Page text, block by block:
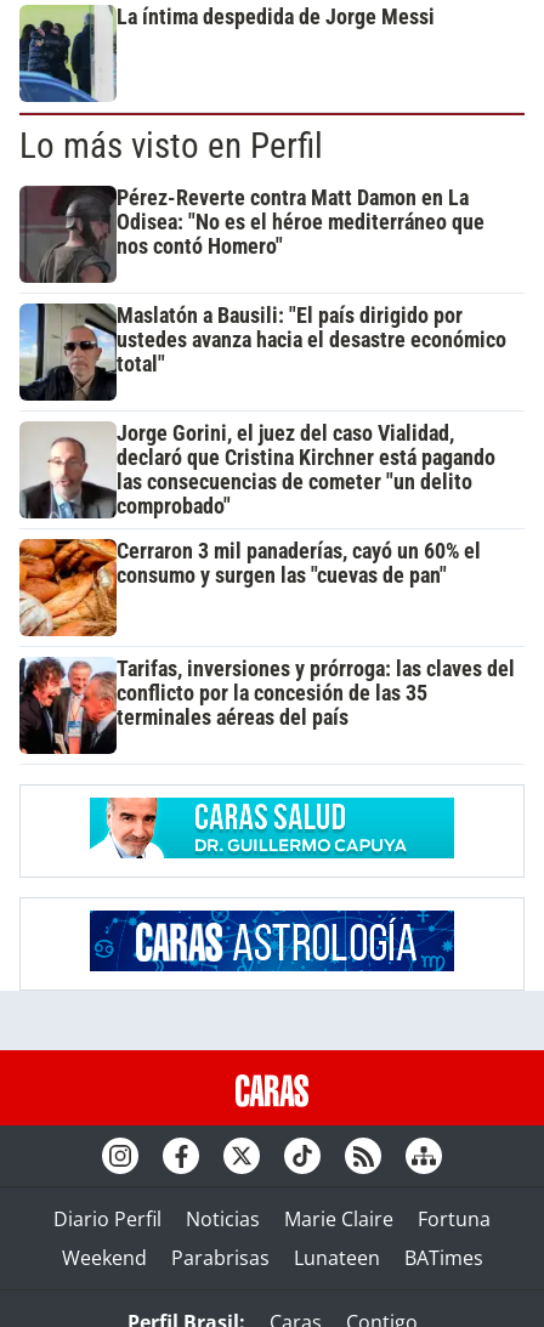
La íntima despedida de Jorge Messi
Lo más visto en Perfil
Pérez-Reverte contra Matt Damon en La
Odisea: "No es el héroe mediterráneo que
nos contó Homero"
Maslatón a Bausili: "El país dirigido por
ustedes avanza hacia el desastre económico
total"
Jorge Gorini, el juez del caso Vialidad,
declaró que Cristina Kirchner está pagando
las consecuencias de cometer "un delito
comprobado"
Cerraron 3 mil panaderías, cayó un 60% el
consumo y surgen las "cuevas de pan"
Tarifas, inversiones y prórroga: las claves del
conflicto por la concesión de las 35
terminales aéreas del país
Diario Perfil Noticias Marie Claire
Fortuna
Weekend
Parabrisas Lunateen BATimes